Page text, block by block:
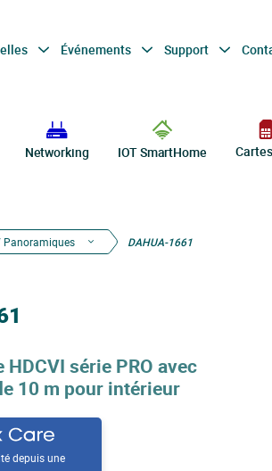
Événements Support
Networking IOT SmartHome
Panoramiques DAHUA-1661
HDCVI série PRO avec
10 m pour intérieur
depuis une